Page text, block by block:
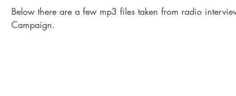
Below there are a few mp3 files taken from radio
Campaign.